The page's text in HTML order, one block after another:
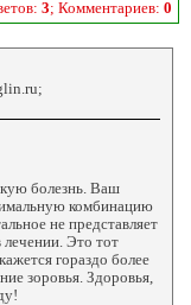
3; Комментариев: 0
болезнь. Ваш
комбинацию
не представляет
Это тот
гораздо более
зоровья. Здоровья,